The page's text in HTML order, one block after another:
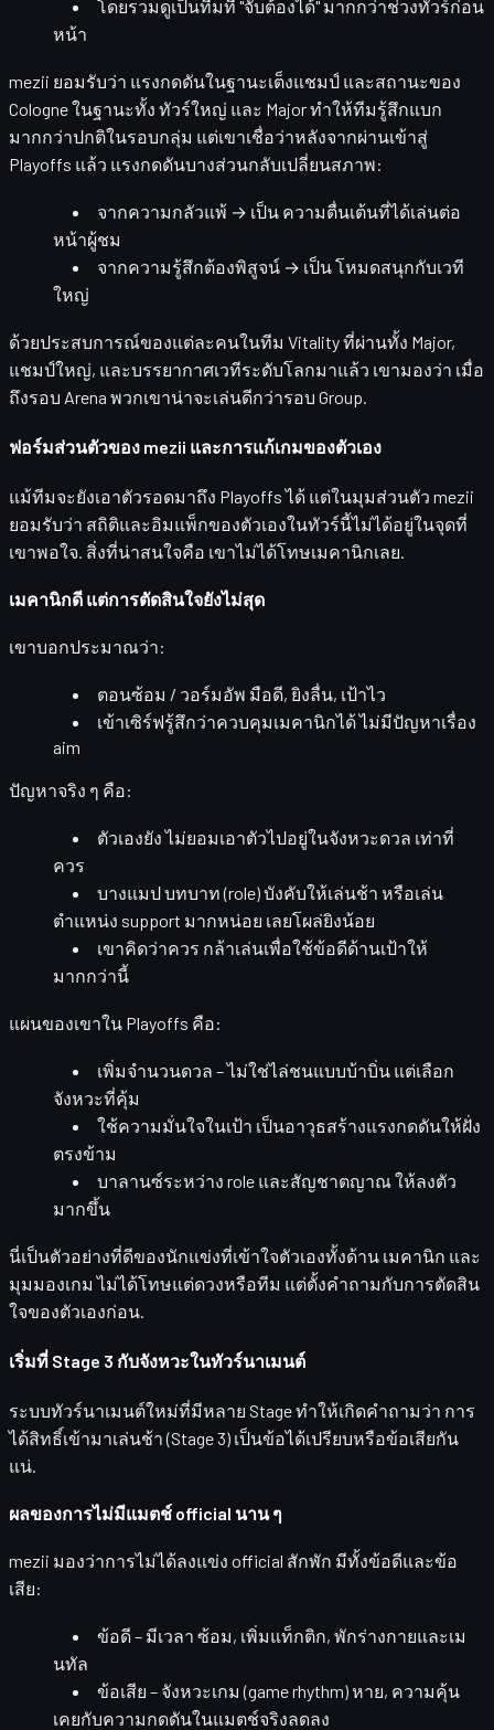
โดยรวมดูเป็นทีมที่ "จับต้องได้" มากกว่าช่วงทัวร์ก่อน
หน้า
mezii ยอมรับว่า แรงกดดันในฐานะเต็งแชมป์ และสถานะของ
Cologne ในฐานะทั้ง ทัวร์ใหญ่ และ Majorทำให้ทีมรู้สึกแบก
มากกว่าปกติในรอบกลุ่ม แต่เขาเชื่อว่าหลังจากผ่านเข้าสู่
Playoffs แล้ว แรงกดดันบางส่วนกลับเปลี่ยนสภาพ:
จากความกลัวแพ้ → เป็น ความตื่นเต้นที่ได้เล่นต่อ
หน้าผู้ชม
จากความรู้สึกต้องพิสูจน์ → เป็นโหมดสนุกกับเวที
ใหญ่
ด้วยประสบการณ์ของแต่ละคนในทีม Vitality ที่ผ่านทั้ง Major,
แชมป์ใหญ่, และบรรยากาศเวทีระดับโลกมาแล้ว เขามองว่า เมื่อ
ถึงรอบ Arena พวกเขาน่าจะเล่นดีกว่ารอบ Group.
ฟอร์มส่วนตัวของ mezii และการแก้เกมของตัวเอง
แม้ทีมจะยังเอาตัวรอดมาถึง Playoffs ได้ แต่ในมุมส่วนตัว mezii
ยอมรับว่า สถิติและอิมแพ็กของตัวเองในทัวร์นี้ไม่ได้อยู่ในจุดที่
เขาพอใจ. สิ่งที่น่าสนใจคือ เขาไม่ได้โทษเมคานิกเลย.
เมคานิกดี แต่การตัดสินใจยังไม่สุด
เขาบอกประมาณว่า:
ตอนซ้อม / วอร์มอัพ มือดี, ยิงลื่น, เป้าไว
เข้าเซิร์ฟรู้สึกว่าควบคุมเมคานิกได้ ไม่มีปัญหาเรื่อง
aim
ปัญหาจริง ๆ คือ:
ตัวเองยังไม่ยอมเอาตัวไปอยู่ในจังหวะดวล เท่าที่
ควร
บางแมปบทบาท (role) บังคับให้เล่นช้า หรือเล่น
ตำแหน่ง support มากหน่อย เลยโผล่ยิงน้อย
เขาคิดว่าควร กล้าเล่นเพื่อใช้ข้อดีด้านเป้าให้
มากกว่านี้
แผนของเขาใน Playoffs คือ:
เพิ่มจำนวนดวล – ไม่ใช่ไล่ชนแบบบ้าบิ่น แต่เลือก
จังหวะที่คุ้ม
ใช้ความมั่นใจในเป้า เป็นอาวุธสร้างแรงกดดันให้ฝั่ง
ตรงข้าม
บาลานซ์ระหว่าง role และสัญชาตญาณให้ลงตัว
มากขึ้น
นี่เป็นตัวอย่างที่ดีของนักแข่งที่เข้าใจตัวเองทั้งด้าน เมคานิก และ
มุมมองเกม ไม่ได้โทษแต่ดวงหรือทีม แต่ตั้งคำถามกับการตัดสิน
ใจของตัวเองก่อน.
เริ่มที่ Stage 3 กับจังหวะในทัวร์นาเมนต์
ระบบทัวร์นาเมนต์ใหม่ที่มีหลาย Stage ทำให้เกิดคำถามว่า การ
ได้สิทธิ์เข้ามาเล่นช้า (Stage 3) เป็นข้อได้เปรียบหรือข้อเสียกัน
แน่.
ผลของการไม่มีแมตช์ official นาน ๆ
mezii มองว่าการไม่ได้ลงแข่ง official สักพัก มีทั้งข้อดีและข้อ
เสีย:
ข้อดี– มีเวลา ซ้อม, เพิ่มแท็กติก, พักร่างกายและเม
นทัล
ข้อเสีย – จังหวะเกม (game rhythm) หาย, ความคุ้น
เคยกับความกดดันในแมตช์จริงลดลง